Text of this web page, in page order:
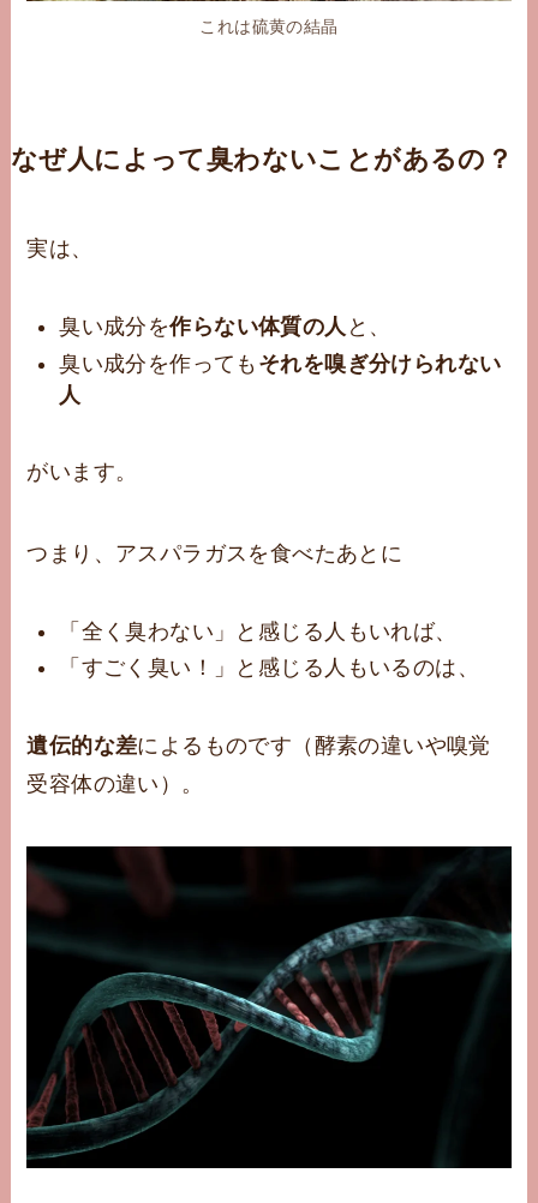
これは硫黄の結晶
なぜ人によって臭わないことがあるの？
実は、
臭い成分を作らない体質の人 と、
臭い成分を作っても それを嗅ぎ分けられない
人
がいます。
つまり、アスパラガスを食べたあとに
「全く臭わない」と感じる人もいれば、
「すごく臭い！」と感じる人もいるのは、
遺伝的な差によるものです（酵素の違いや嗅覚
受容体の違い）。